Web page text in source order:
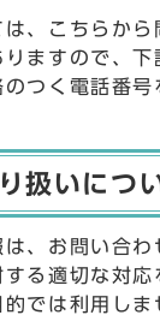
、こちらから
ますので、下
つく電話番号
扱いにつ
、お問い合わ
る適切な対応
では利用しま